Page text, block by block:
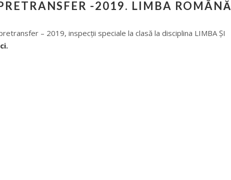
-2019. LIMBA ROMÂNĂ
– 2019, inspecții speciale la clasă la disciplina LIMBA ȘI